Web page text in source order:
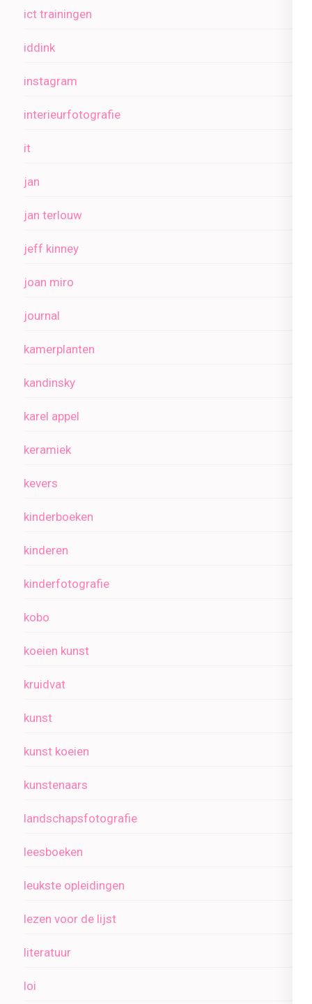
ict trainingen
iddink
instagram
interieurfotografie
it
jan
jan terlouw
jeff kinney
joan miro
journal
kamerplanten
kandinsky
karel appel
keramiek
kevers
kinderboeken
kinderen
kinderfotografie
kobo
koeien kunst
kruidvat
kunst
kunst koeien
kunstenaars
landschapsfotografie
leesboeken
leukste opleidingen
lezen voor de lijst
literatuur
loi